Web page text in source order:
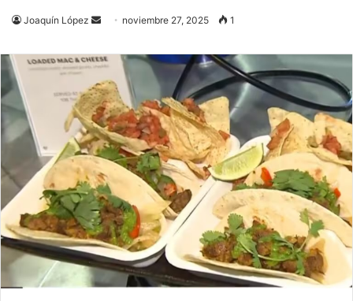
Joaquín López
Send
email
noviembre 27, 2025 1